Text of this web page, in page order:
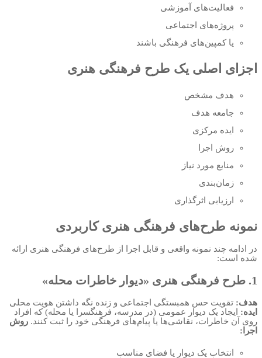
فعالیت‌های آموزشی
پروژه‌های اجتماعی
یا کمپین‌های فرهنگی باشند
اجزای اصلی یک طرح فرهنگی هنری
هدف مشخص
جامعه هدف
ایده مرکزی
روش اجرا
منابع مورد نیاز
زمان‌بندی
ارزیابی اثرگذاری
نمونه طرح‌های فرهنگی هنری کاربردی
در ادامه چند نمونه واقعی و قابل اجرا از طرح‌های فرهنگی هنری ارائه
شده است:
1. طرح فرهنگی هنری «دیوار خاطرات محله»
هدف: تقویت حس همبستگی اجتماعی و زنده نگه داشتن هویت محلی
ایده: ایجاد یک دیوار عمومی (در مدرسه، فرهنگسرا یا محله) که افراد
روی آن خاطرات، نقاشی‌ها یا پیام‌های فرهنگی خود را ثبت کنند. روش
اجرا:
انتخاب یک دیوار یا فضای مناسب